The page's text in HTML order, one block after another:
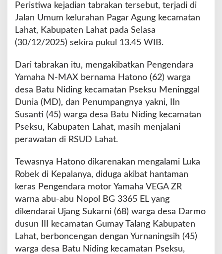
e
p
e
a
o
t
o
r
V
E
G
A
Peristiwa kejadian tabrakan tersebut, terjadi di
Jalan Umum kelurahan Pagar Agung kecamatan
Lahat, Kabupaten Lahat pada Selasa
(30/12/2025) sekira pukul 13.45 WIB.
Dari tabrakan itu, mengakibatkan Pengendara
Yamaha N-MAX bernama Hatono (62) warga
desa Batu Niding kecamatan Pseksu Meninggal
Dunia (MD), dan Penumpangnya yakni, IIn
Susanti (45) warga desa Batu Niding kecamatan
Pseksu, Kabupaten Lahat, masih menjalani
perawatan di RSUD Lahat.
Tewasnya Hatono dikarenakan mengalami Luka
Robek di Kepalanya, diduga akibat hantaman
keras Pengendara motor Yamaha VEGA ZR
warna abu-abu Nopol BG 3365 EL yang
dikendarai Ujang Sukarni (68) warga desa Darmo
dusun III kecamatan Gumay Talang Kabupaten
Lahat, berboncengan dengan Yurnaningsih (45)
warga desa Batu Niding kecamatan Pseksu,